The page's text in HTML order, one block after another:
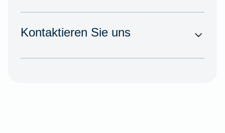
Kontaktieren Sie uns